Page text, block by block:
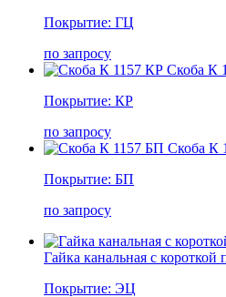
Покрытие: ГЦ
по запросу
Скоба К
Покрытие: КР
по запросу
Скоба К
Покрытие: БП
по запросу
Гайка канальная с
Покрытие: ЭЦ